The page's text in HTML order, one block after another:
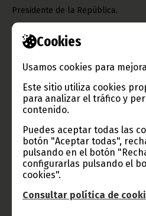
Cookies
Usamos cookies para
Este sitio utiliza cookies
para analizar el tráfico y
contenido.
Puedes aceptar todas las
botón "Aceptar todas",
pulsando en el botón
configurarlas pulsando el
cookies".
Consultar política de
Presidente de la República.
Gobierno e
Información de
TVGE